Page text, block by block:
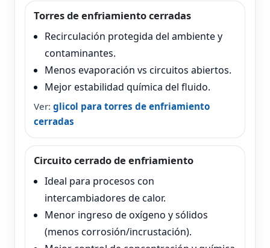
Torres de enfriamiento cerradas
Recirculación protegida del ambiente y
contaminantes.
Menos evaporación vs circuitos abiertos.
Mejor estabilidad química del fluido.
Ver: glicol para torres de enfriamiento
cerradas
Circuito cerrado de enfriamiento
Ideal para procesos con
intercambiadores de calor.
Menor ingreso de oxígeno y sólidos
(menos corrosión/incrustación).